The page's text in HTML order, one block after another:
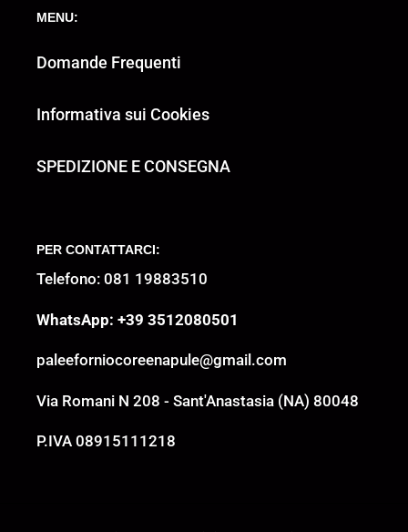
MENU:
Domande Frequenti
Informativa sui Cookies
SPEDIZIONE E CONSEGNA
PER CONTATTARCI:
Telefono: 081 19883510
WhatsApp: +39 3512080501
paleeforniocoreenapule@gmail.com
Via Romani N 208 - Sant'Anastasia (NA) 80048
P.IVA 08915111218